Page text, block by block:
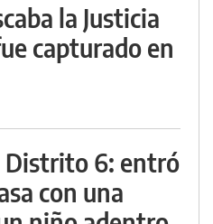
la Justicia
capturado en
Distrito 6: entró
con una